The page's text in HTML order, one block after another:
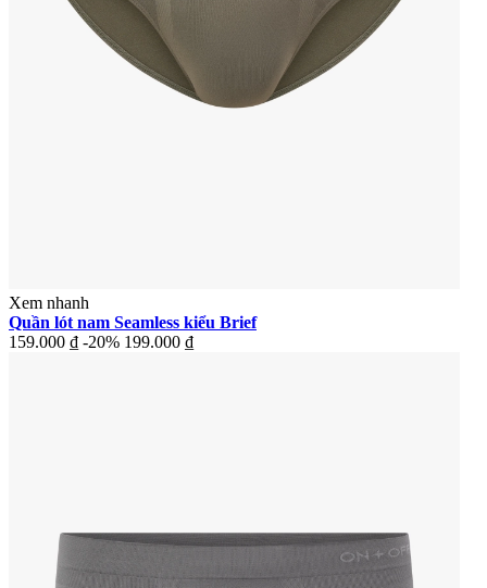
Xem nhanh
Quần lót nam Seamless kiểu Brief
159.000 ₫ -20% 199.000 ₫